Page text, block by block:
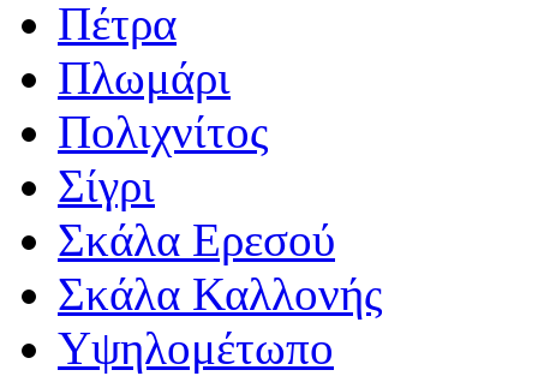
Πέτρα
Πλωμάρι
Πολιχνίτος
Σίγρι
Σκάλα Ερεσού
Σκάλα Καλλονής
Υψηλομέτωπο